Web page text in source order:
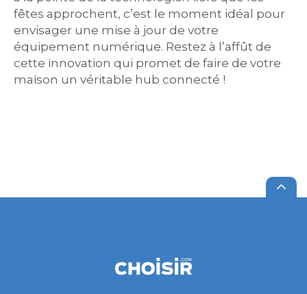
fêtes approchent, c’est le moment idéal pour
envisager une mise à jour de votre
équipement numérique. Restez à l’affût de
cette innovation qui promet de faire de votre
maison un véritable hub connecté !